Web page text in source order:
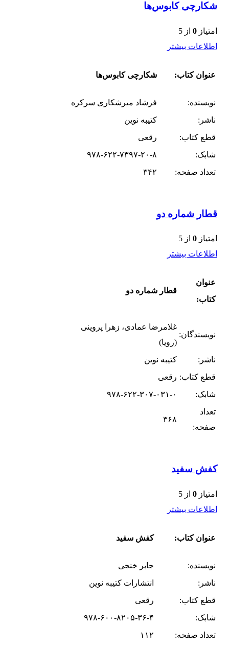
شکارچی کابوس‌ها
امتیاز 0 از 5
اطلاعات بیشتر
عنوان کتاب: شکارچی کابوس‌ها
نویسنده:
فرشاد میرشکاری سرکره
ناشر:
کتیبه نوین
قطع کتاب:
رقعی
شابک:
۹۷۸-۶۲۲-۷۳۹۷-۲۰-۸
تعداد صفحه:
۳۴۲
قطار شماره دو
امتیاز 0 از 5
اطلاعات بیشتر
عنوان
کتاب:
قطار شماره دو
نویسندگان:
غلامرضا عمادی، زهرا پروینی
(رویا)
ناشر:
کتیبه نوین
قطع کتاب: رقعی
شابک:
۹۷۸-۶۲۲-۳۰۷-۰۳۱-۰
تعداد
صفحه:
۳۶۸
کفش سفید
امتیاز 0 از 5
اطلاعات بیشتر
عنوان کتاب: کفش سفید
نویسنده:
جابر خنجی
ناشر:
انتشارات کتیبه نوین
قطع کتاب:
رقعی
شابک:
۹۷۸-۶۰۰-۸۲۰۵-۳۶-۴
تعداد صفحه:
۱۱۲